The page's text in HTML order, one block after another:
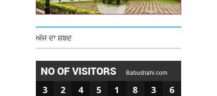
ਅੱਜ ਦਾ ਸ਼ਬਦ
NO OF VISITORS Babushahi.com
3 2 4 5 1 8 3 6